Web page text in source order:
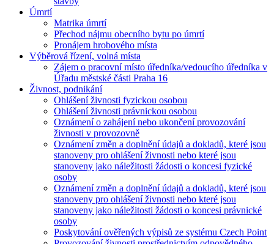
Úmrtí
Matrika úmrtí
Přechod nájmu obecního bytu po úmrtí
Pronájem hrobového místa
Výběrová řízení, volná místa
Zájem o pracovní místo úředníka/vedoucího úředníka v
Úřadu městské části Praha 16
Živnost, podnikání
Ohlášení živnosti fyzickou osobou
Ohlášení živnosti právnickou osobou
Oznámení o zahájení nebo ukončení provozování
živnosti v provozovně
Oznámení změn a doplnění údajů a dokladů, které jsou
stanoveny pro ohlášení živnosti nebo které jsou
stanoveny jako náležitosti žádosti o koncesi fyzické
osoby
Oznámení změn a doplnění údajů a dokladů, které jsou
stanoveny pro ohlášení živnosti nebo které jsou
stanoveny jako náležitosti žádosti o koncesi právnické
osoby
Poskytování ověřených výpisů ze systému Czech Point